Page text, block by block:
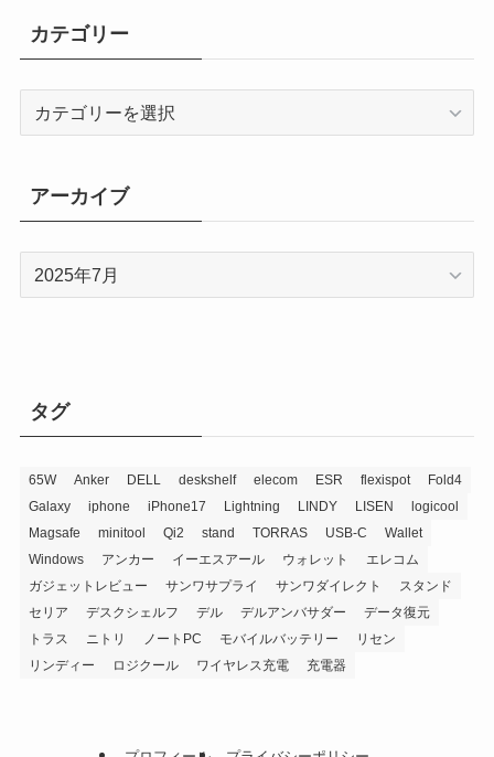
カテゴリー
リ
ー
アーカイブ
タグ
65W Anker DELL deskshelf elecom ESR flexispot
Fold4
Galaxy
iphone iPhone17 Lightning LINDY LISEN
logicool
Magsafe
minitool Qi2 stand TORRAS USB-C
Wallet
Windows
アンカー イーエスアール ウォレット
エレコム
ガジェットレビュー
サンワサプライ サンワダイレクト
スタンド
セリア
デスクシェルフ デル デルアンバサダー
データ復元
トラス
ニトリ ノートPC モバイルバッテリー
リセン
リンディー
ロジクール ワイヤレス充電 充電器